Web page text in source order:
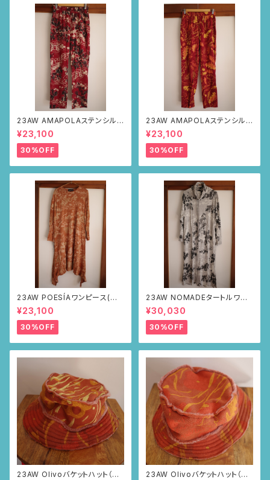
23AW AMAPOLAステンシルパ
ンツ(ボルドー・サボテンの山道
柄)
¥23,100
30%OFF
23AW AMAPOLAステンシルパ
ンツ(ボルドー・リーフ柄)
¥23,100
30%OFF
23AW POESÍAワンピース(ブラ
ウン・サボテンの山道柄)
¥23,100
30%OFF
23AW NOMADEタートルワン
ピース(メランジグレー・サボテ
ンの山道柄)
¥30,030
30%OFF
23AW Olivoバケットハット（ブ
23AW Olivoバケットハット（ブ